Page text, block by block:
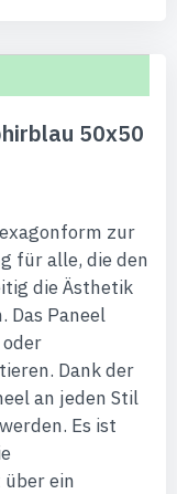
50x50
zur
für alle, die den
die Ästhetik
Das Paneel
Dank der
an jeden Stil
Es ist
ein